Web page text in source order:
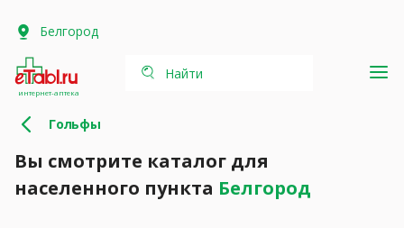
Белгород
интернет-аптека
Найти
Гольфы
Вы смотрите каталог для
населенного пункта Белгород